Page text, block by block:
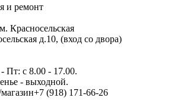
и ремонт
Красносельская
д.10, (вход со двора)
Пт: с 8.00 - 17.00.
- выходной.
+7 (918) 171-66-26